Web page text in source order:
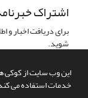
این وب سایت از کوکی
خدمات استفاده می
اشتراک
برای دریافت اخبار
شوید.